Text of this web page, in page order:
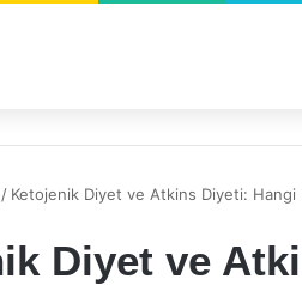
/ Ketojenik Diyet ve Atkins Diyeti: Hangi
Diyet ve